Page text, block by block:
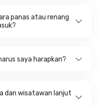
panas atau renang
saya harapkan?
dan wisatawan lanjut